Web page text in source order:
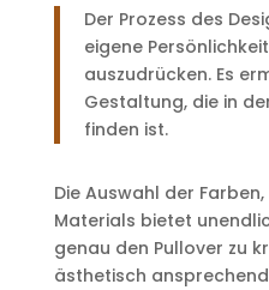
Der Prozess des
eigene
auszudrücken. Es
Gestaltung, die in
finden ist.
Die Auswahl der
Materials bietet
genau den Pullover zu
ästhetisch